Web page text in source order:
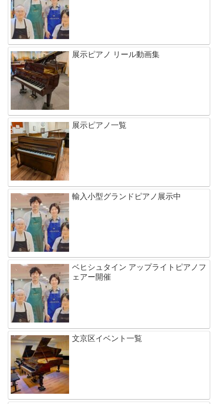
展示ピアノ リール動画集
展示ピアノ一覧
輸入小型グランドピアノ展示中
ベヒシュタイン アップライトピアノフ
ェアー開催
文京区イベント一覧